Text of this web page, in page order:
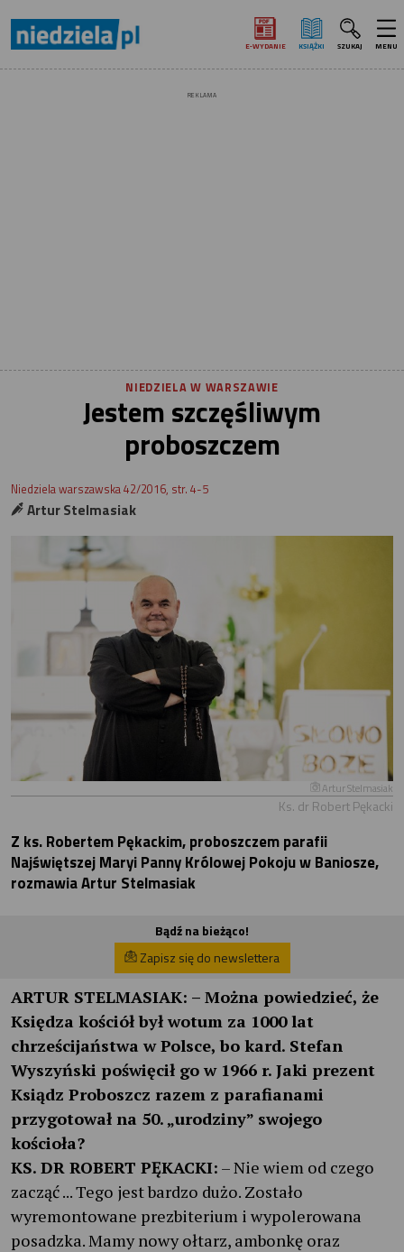
E‑WYDANIE KSIĄŻKI SZUKAJ MENU
REKLAMA
NIEDZIELA W WARSZAWIE
Jestem szczęśliwym
proboszczem
Niedziela warszawska 42/2016, str. 4-5
Artur Stelmasiak
Artur Stelmasiak
Ks. dr Robert Pękacki
Z ks. Robertem Pękackim, proboszczem parafii
Najświętszej Maryi Panny Królowej Pokoju w Baniosze,
rozmawia Artur Stelmasiak
Bądź na bieżąco!
Zapisz się do newslettera
ARTUR STELMASIAK: – Można powiedzieć, że
Księdza kościół był wotum za 1000 lat
chrześcijaństwa w Polsce, bo kard. Stefan
Wyszyński poświęcił go w 1966 r. Jaki prezent
Ksiądz Proboszcz razem z parafianami
przygotował na 50. „urodziny” swojego
kościoła?
KS. DR ROBERT PĘKACKI: – Nie wiem od czego
zacząć ... Tego jest bardzo dużo. Zostało
wyremontowane prezbiterium i wypolerowana
posadzka. Mamy nowy ołtarz, ambonkę oraz